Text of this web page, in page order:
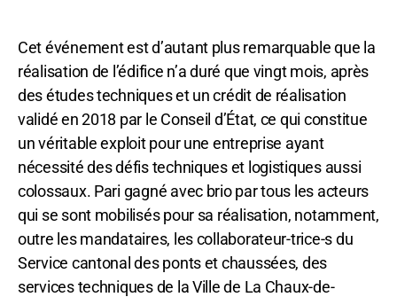
Cet événement est d’autant plus remarquable que la
réalisation de l’édifice n’a duré que vingt mois, après
des études techniques et un crédit de réalisation
validé en 2018 par le Conseil d’État, ce qui constitue
un véritable exploit pour une entreprise ayant
nécessité des défis techniques et logistiques aussi
colossaux. Pari gagné avec brio par tous les acteurs
qui se sont mobilisés pour sa réalisation, notamment,
outre les mandataires, les collaborateur-trice-s du
Service cantonal des ponts et chaussées, des
services techniques de la Ville de La Chaux-de-